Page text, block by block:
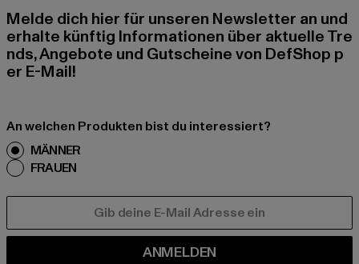
Melde dich hier für unseren Newsletter an und
erhalte künftig Informationen über aktuelle Tre
nds, Angebote und Gutscheine von DefShop p
er E-Mail!
An welchen Produkten bist du interessiert?
MÄNNER
FRAUEN
ANMELDEN